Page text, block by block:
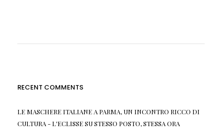
RECENT COMMENTS
LE MASCHERE ITALIANE A PARMA, UN INCONTRO RICCO DI
CULTURA - L'ECLISSESUSTESSO POSTO, STESSA ORA